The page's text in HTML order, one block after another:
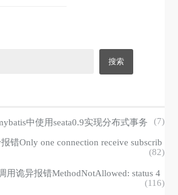
中使用seata0.9实现分布式事务 (7)
错Only one connection receive subscrib
(82)
用诡异报错MethodNotAllowed: status 4
(116)